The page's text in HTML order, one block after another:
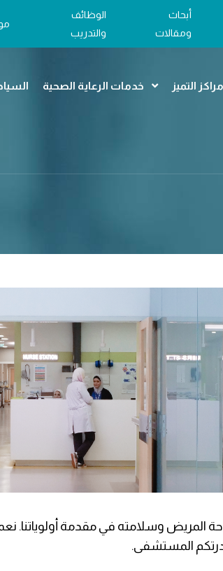
أبحاث
ومقالات
الوظائف
والتدريب
مراكز التميز خدمات الرعاية الصحية
المريض وسلامته في مقدمة أولوياتنا.
المستشفى.